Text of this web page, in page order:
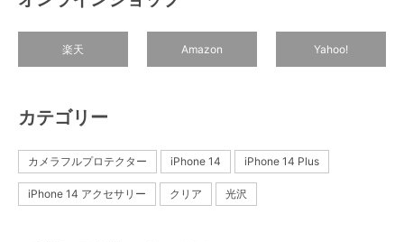
楽天 Amazon Yahoo!
カテゴリー
カメラフルプロテクター iPhone 14 iPhone 14 Plus
iPhone 14 アクセサリー クリア 光沢